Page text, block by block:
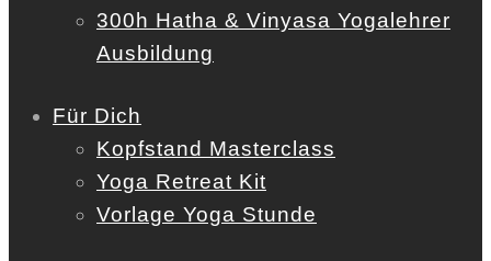
300h Hatha & Vinyasa Yogalehrer
Ausbildung
Für Dich
Kopfstand Masterclass
Yoga Retreat Kit
Vorlage Yoga Stunde